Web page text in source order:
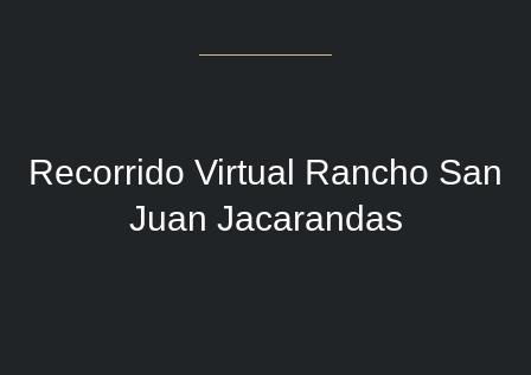
Recorrido Virtual Rancho San
Juan Jacarandas